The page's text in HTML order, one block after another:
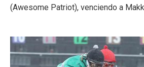
(Awesome Patriot), venciendo a